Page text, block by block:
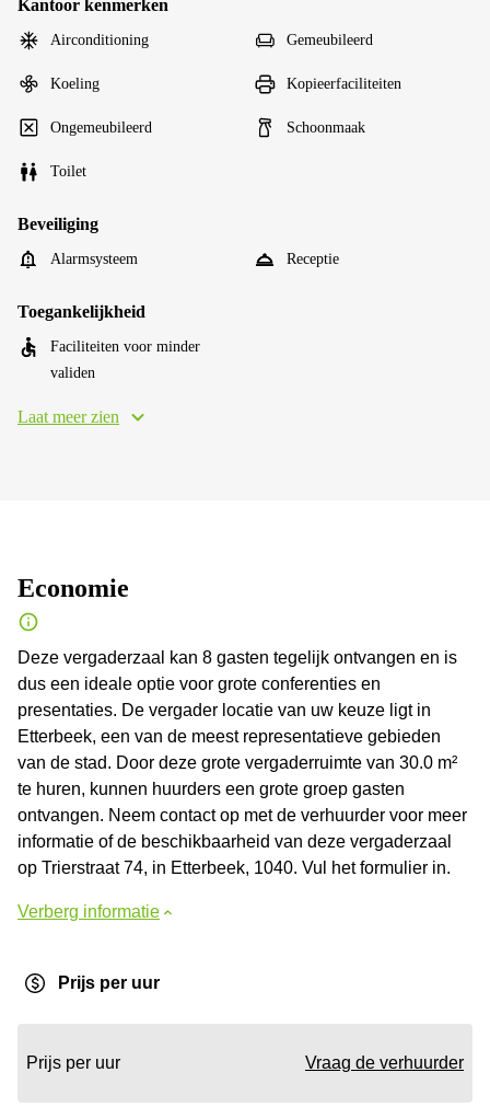
Kantoor kenmerken
Airconditioning Gemeubileerd
Koeling Kopieerfaciliteiten
Ongemeubileerd Schoonmaak
Toilet
Beveiliging
Alarmsysteem Receptie
Toegankelijkheid
Faciliteiten voor minder
validen
Laat meer zien
Economie
Deze vergaderzaal kan 8 gasten tegelijk ontvangen en is
dus een ideale optie voor grote conferenties en
presentaties. De vergader locatie van uw keuze ligt in
Etterbeek, een van de meest representatieve gebieden
van de stad. Door deze grote vergaderruimte van 30.0 m²
te huren, kunnen huurders een grote groep gasten
ontvangen. Neem contact op met de verhuurder voor meer
informatie of de beschikbaarheid van deze vergaderzaal
op Trierstraat 74, in Etterbeek, 1040. Vul het formulier in.
Verberg informatie
Prijs per uur
Prijs per uur Vraag de verhuurder